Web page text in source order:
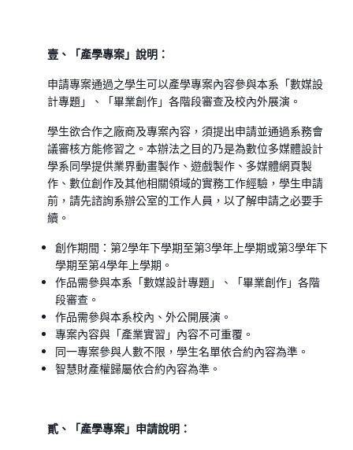
壹、「產學專案」說明：
申請專案通過之學生可以產學專案內容參與本系「數媒設
計專題」、「畢業創作」各階段審查及校內外展演。
學生欲合作之廠商及專案內容，須提出申請並通過系務會
議審核方能修習之。本辦法之目的乃是為數位多媒體設計
學系同學提供業界動畫製作、遊戲製作、多媒體網頁製
作、數位創作及其他相關領域的實務工作經驗，學生申請
前，請先諮詢系辦公室的工作人員，以了解申請之必要手
續。
創作期間：第2學年下學期至第3學年上學期或第3學年下
學期至第4學年上學期。
作品需參與本系「數媒設計專題」、「畢業創作」各階
段審查。
作品需參與本系校內、外公開展演。
專案內容與「產業實習」內容不可重覆。
同一專案參與人數不限，學生名單依合約內容為準。
智慧財產權歸屬依合約內容為準。
貳、「產學專案」申請說明：